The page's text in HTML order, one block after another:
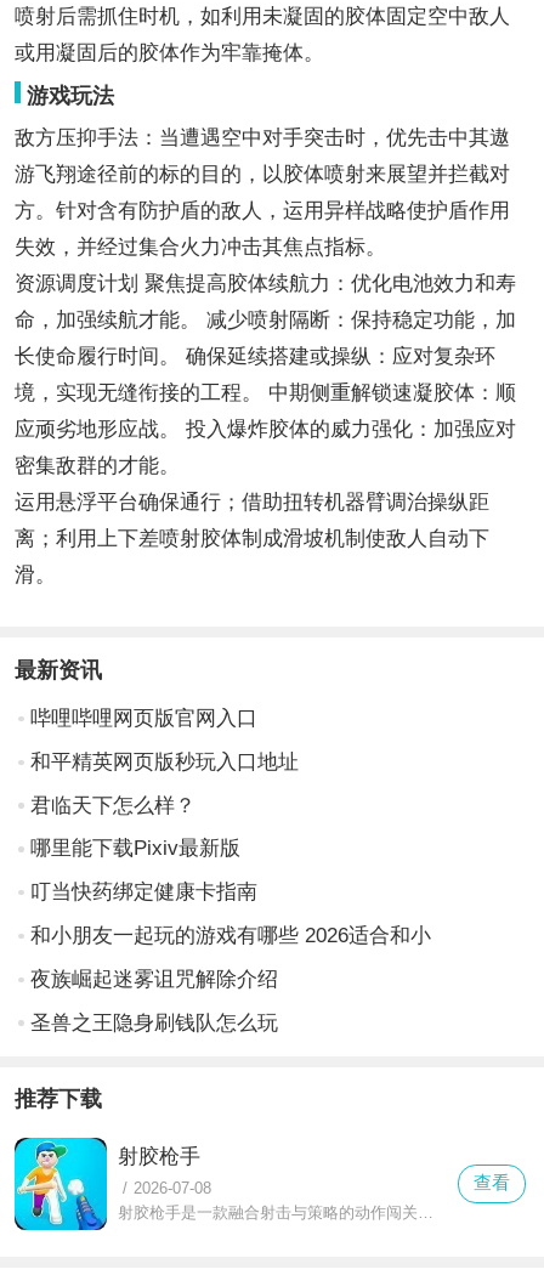
喷射后需抓住时机，如利用未凝固的胶体固定空中敌人
或用凝固后的胶体作为牢靠掩体。
游戏玩法
敌方压抑手法：当遭遇空中对手突击时，优先击中其遨
游飞翔途径前的标的目的，以胶体喷射来展望并拦截对
方。针对含有防护盾的敌人，运用异样战略使护盾作用
失效，并经过集合火力冲击其焦点指标。
资源调度计划 聚焦提高胶体续航力：优化电池效力和寿
命，加强续航才能。 减少喷射隔断：保持稳定功能，加
长使命履行时间。 确保延续搭建或操纵：应对复杂环
境，实现无缝衔接的工程。 中期侧重解锁速凝胶体：顺
应顽劣地形应战。 投入爆炸胶体的威力强化：加强应对
密集敌群的才能。
运用悬浮平台确保通行；借助扭转机器臂调治操纵距
离；利用上下差喷射胶体制成滑坡机制使敌人自动下
滑。
最新资讯
哔哩哔哩网页版官网入口
和平精英网页版秒玩入口地址
君临天下怎么样？
哪里能下载Pixiv最新版
叮当快药绑定健康卡指南
和小朋友一起玩的游戏有哪些 2026适合和小
夜族崛起迷雾诅咒解除介绍
圣兽之王隐身刷钱队怎么玩
推荐下载
射胶枪手
/ 2026-07-08
查看